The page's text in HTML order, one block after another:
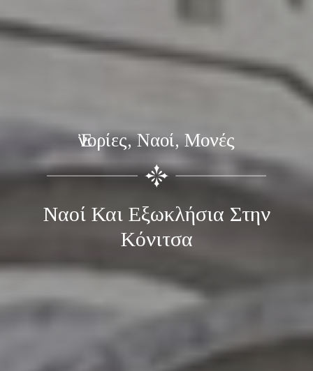
Ἐνορίες, Ναοί, Μονές
Ναοί Και Εξωκλήσια Στην
Κόνιτσα